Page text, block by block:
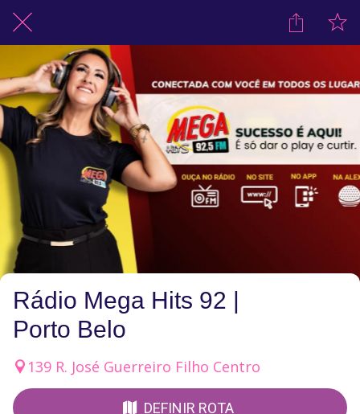
Rádio Mega Hits 92 |
Porto Belo
139 R. José Guerreiro Filho Centro
DEFINIR ROTA